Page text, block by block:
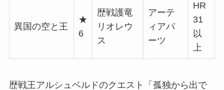
異国の空と王
★
6
歴戦護竜
リオレウ
ス
アーテ
ィアパ
ーツ
HR
31
以
上
歴戦王アルシュベルドのクエスト「孤独から出で